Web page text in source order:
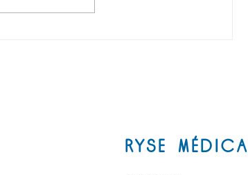
RYSE MÉDICA